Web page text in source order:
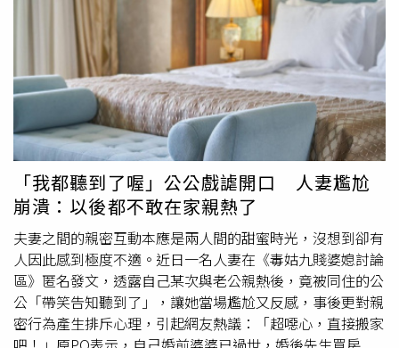
到，部分教官曾在其他班級提及此事時強調「應該先讓教官
知道，而不是先讓家長知道」，質疑學校是否有意淡化事件
進而影響到學生權益。「這就是一所高中對性平事件的態度
嗎？」原PO質疑，整起事件調查曠日廢時，學生未獲公開
說明或心靈輔導，更無實質保障措施。女同學控訴那幾位男
同學根本是班上亂源，在教室後牆塗鴉還寫錯字。（圖／翻
攝畫面）對此，桃園市教育局表示，該校於去年底接獲相關
通報後已啟動初步調查。今年2月18日進行調查訪談後，認
定共6名男學生涉及對7位女學生有言語霸凌與性騷擾行為，
另有2人對導師疑似言語性騷情事發生。調查結果已成立性
平案件，學校分別對相關學生記大過及小過處分。教育局強
調，將持續要求學校依《校園霸凌防制準則》與《性別平等
教育法》落實後續調查與處理，並提供受害學生必要心理支
持、安全保護機制，必要時轉介桃園市學生輔導諮商中心協
助。同時，將加強校園性平與反霸凌宣導，強化教職員與學
「我都聽到了喔」公公戲謔開口 人妻尷尬
崩潰：以後都不敢在家親熱了
夫妻之間的親密互動本應是兩人間的甜蜜時光，沒想到卻有
人因此感到極度不適。近日一名人妻在《毒姑九賤婆媳討論
區》匿名發文，透露自己某次與老公親熱後，竟被同住的公
公「帶笑告知聽到了」，讓她當場尷尬又反感，事後更對親
密行為產生排斥心理，引起網友熱議：「超噁心，直接搬家